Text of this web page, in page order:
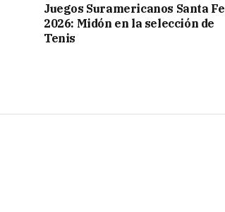
Juegos Suramericanos Santa Fe
2026: Midón en la selección de
Tenis